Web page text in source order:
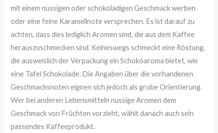
mit einem nussigen oder schokoladigen Geschmack werben
oder eine feine Karamellnote versprechen. Es ist darauf zu
achten, dass dies lediglich Aromen sind, die aus dem Kaffee
herauszuschmecken sind. Keineswegs schmeckt eine Röstung,
die ausweislich der Verpackung ein Schokoaroma bietet, wie
eine Tafel Schokolade. Die Angaben über die vorhandenen
Geschmacksnoten eignen sich jedoch als grobe Orientierung.
Wer bei anderen Lebensmitteln nussige Aromen dem
Geschmack von Früchten vorzieht, wählt danach auch sein
passendes Kaffeeprodukt.